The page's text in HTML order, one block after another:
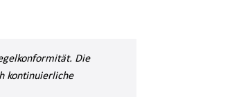
Die
kontinuierliche